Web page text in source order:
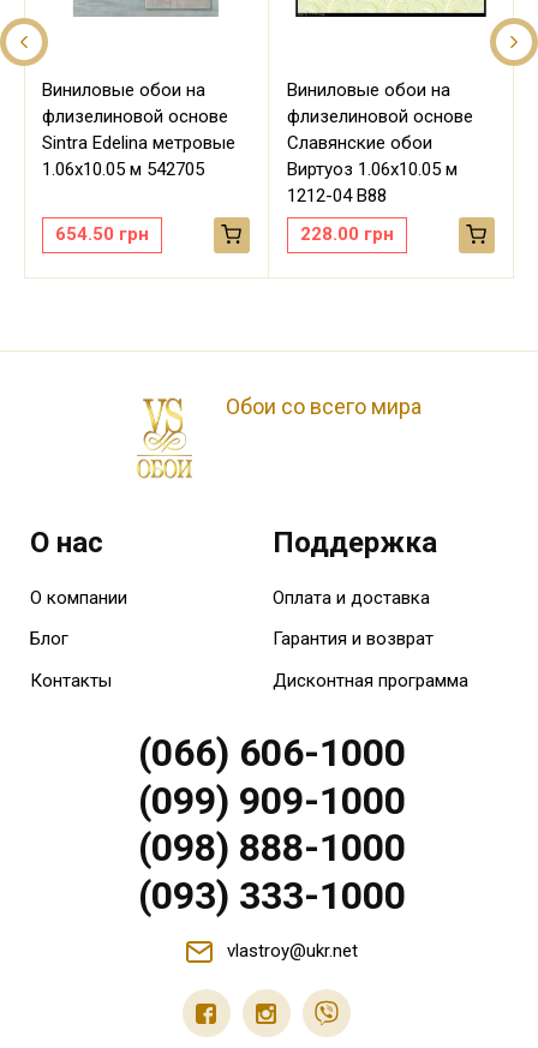
Виниловые обои на
флизелиновой основе
Sintra Edelina метровые
1.06х10.05 м 542705
654.50 грн
Виниловые обои на
флизелиновой основе
Славянские обои
Виртуоз 1.06х10.05 м
1212-04 В88
228.00 грн
Обои со всего мира
О нас
О компании
Блог
Контакты
Поддержка
Оплата и доставка
Гарантия и возврат
Дисконтная программа
(066) 606-1000
(099) 909-1000
(098) 888-1000
(093) 333-1000
vlastroy@ukr.net